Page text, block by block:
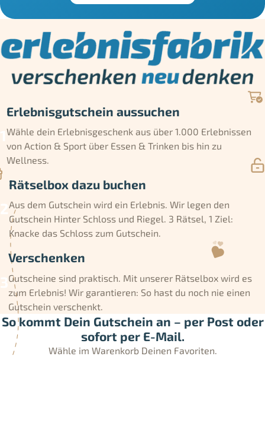
Erlebnisgutschein aussuchen
Wähle dein Erlebnisgeschenk aus über 1.000 Erlebnissen
von Action & Sport über Essen & Trinken bis hin zu
Wellness.
Rätselbox dazu buchen
Aus dem Gutschein wird ein Erlebnis. Wir legen den
Gutschein Hinter Schloss und Riegel. 3 Rätsel, 1 Ziel:
Knacke das Schloss zum Gutschein.
Verschenken
Gutscheine sind praktisch. Mit unserer Rätselbox wird es
zum Erlebnis! Wir garantieren: So hast du noch nie einen
Gutschein verschenkt.
So kommt Dein Gutschein an – per Post oder
sofort per E-Mail.
Wähle im Warenkorb Deinen Favoriten.